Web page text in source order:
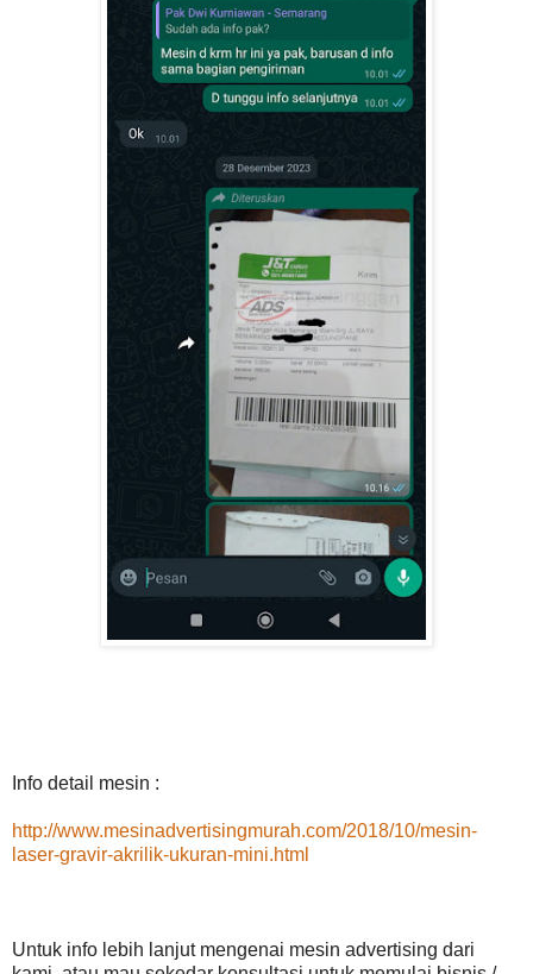
Info detail mesin :
http://www.mesinadvertisingmurah.com/2018/10/mesin-
laser-gravir-akrilik-ukuran-mini.html
Untuk info lebih lanjut mengenai mesin advertising dari